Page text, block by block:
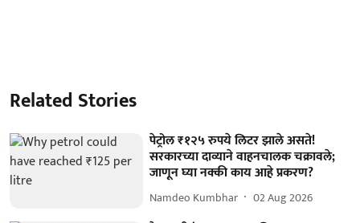
Related Stories
पेट्रोल ₹१२५ रुपये लिटर झाले असते!
सरकारच्या दाव्याने वाहनचालक चक्रावले;
जाणून घ्या नक्की काय आहे प्रकरण?
Namdeo Kumbhar 02 Aug 2026